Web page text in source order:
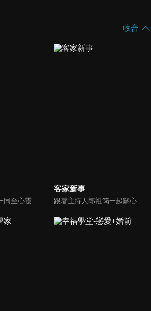
收合
客家新事
跟著主持人郎祖筠一起關心客家事，體驗客家文化之美，透過見證分享一同經歷上帝的恩典。